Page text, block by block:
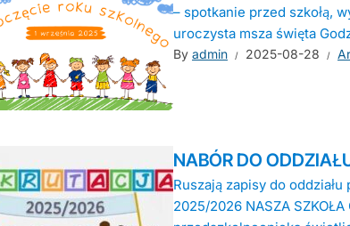
– spotkanie przed szkołą,
uroczysta msza święta
By admin 2025-08-28
NABÓR DO
Ruszają zapisy do
2025/2026 NASZA